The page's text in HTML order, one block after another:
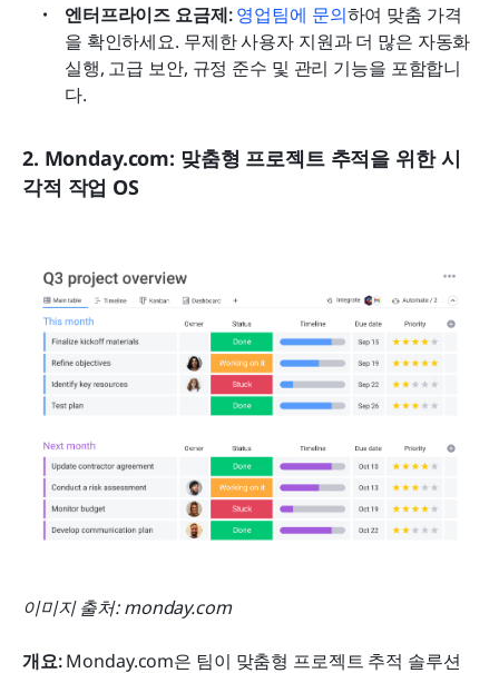
엔터프라이즈 요금제: 영업팀에 문의하여 맞춤 가격
을 확인하세요. 무제한 사용자 지원과 더 많은 자동화
실행, 고급 보안, 규정 준수 및 관리 기능을 포함합니
다.
2. Monday.com: 맞춤형 프로젝트 추적을 위한 시
각적 작업 OS
이미지 출처: monday.com
개요: Monday.com은 팀이 맞춤형 프로젝트 추적 솔루션